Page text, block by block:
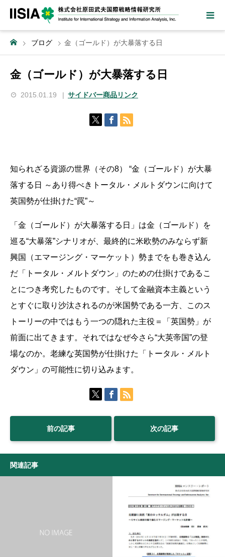
ブログ 金（ゴールド）が大暴落する日
金（ゴールド）が大暴落する日
2015.01.19 サイドバー商品リンク
知られざる資源の世界（その8） “金（ゴールド）が大暴
落する日 ～あり得べきトータル・メルトダウンに向けて
英国勢が仕掛けた“罠”～
「金（ゴールド）が大暴落する日」は金（ゴールド）を
巡る“大暴落”シナリオが、最終的に米欧勢のみならず新
興国（エマージング・マーケット）勢までをも巻き込ん
だ「トータル・メルトダウン」のための仕掛けであるこ
とにつき考究したものです。そして金融資本主義という
とすぐに取り沙汰されるのが米国勢である一方、このス
トーリーの中ではもう一つの隠れた主役＝「英国勢」が
前面に出てきます。それではなぜ今さら“大英帝国”の登
場なのか。老練な英国勢が仕掛けた「トータル・メルト
ダウン」の可能性に切り込みます。
前の記事 次の記事
関連記事